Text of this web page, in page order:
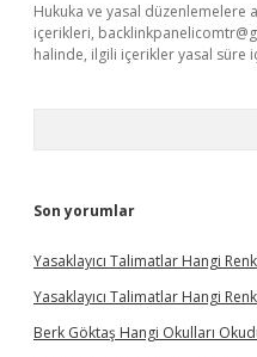
Hukuka ve yasal düzenlemelere
içerikleri,
halinde, ilgili içerikler yasal süre
Son yorumlar
Yasaklayıcı Talimatlar Hangi Renk
Yasaklayıcı Talimatlar Hangi Renk
Berk Göktaş Hangi Okulları